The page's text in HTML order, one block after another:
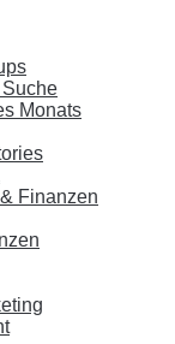
Monats
Finanzen